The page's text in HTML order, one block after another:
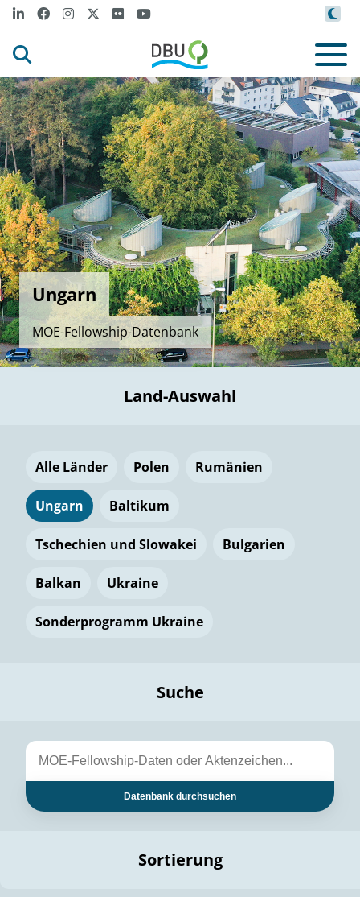
Ungarn
MOE-Fellowship-Datenbank
Land-Auswahl
Alle Länder Polen Rumänien
Ungarn Baltikum
Tschechien und Slowakei Bulgarien
Balkan Ukraine
Sonderprogramm Ukraine
Suche
Datenbank durchsuchen
Sortierung